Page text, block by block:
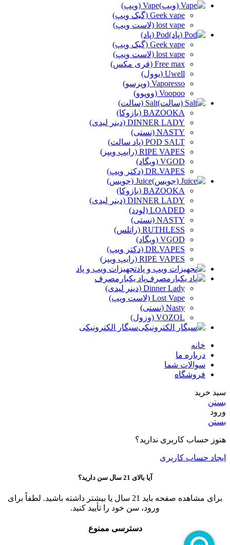
Vape (ویپ)
Geek vape (گیک ویپ)
lost vape (لاست ویپ)
Pod (پاد)
Geek vape (گیک ویپ)
lost vape (لاست ویپ)
Free max (فری مکس)
Uwell (یوول)
Vaporesso (وپرسو)
Voopoo (ووپوو)
Salt (سالت)
BAZOOKA (بازوکا)
DINNER LADY (دینر لیدی)
NASTY (نستی)
POD SALT (پاد سالت)
RIPE VAPES (رایپ ویپز)
VGOD (ویگاد)
DR.VAPES (دکتر ویپ)
Juice (جویس)
BAZOOKA (بازوکا)
DINNER LADY (دینر لیدی)
LOADED (لودد)
NASTY (نستی)
RUTHLESS (راتلس)
VGOD (ویگاد)
DR.VAPES (دکتر ویپ)
RIPE VAPES (رایپ ویپز)
تجهیزات ویپ و پاد
پاد یکبارمصرف
Dinner Lady (دینر لیدی)
Lost Vape (لاست ویپ)
Nasty (نستی)
VOZOL (وزول)
سیگار الکترونیکی
خانه
درباره ما
سوالات شما
فروشگاه
سبد خرید
بستن
ورود
بستن
هنوز حساب کاربری ندارید؟
ایجاد حساب کاربری
آیا بالای 21 سال سن دارید؟
برای مشاهده صفحه باید 21 سال یا بیشتر داشته باشید. لطفاً برای
ورود، سن خود را تأیید کنید.
دسترسی ممنوع